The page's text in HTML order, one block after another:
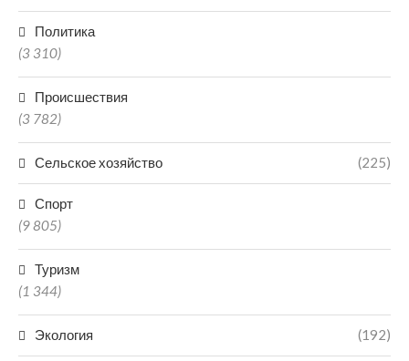
Политика
(3 310)
Происшествия
(3 782)
Сельское хозяйство (225)
Спорт
(9 805)
Туризм
(1 344)
Экология (192)